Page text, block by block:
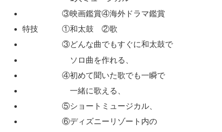
③映画鑑賞④海外ドラマ鑑賞
特技 ①和太鼓 ②歌
③どんな曲でもすぐに和太鼓で
ソロ曲を作れる、
④初めて聞いた歌でも一瞬で
一緒に歌える、
⑤ショートミュージカル、
⑥ディズニーリゾート内の